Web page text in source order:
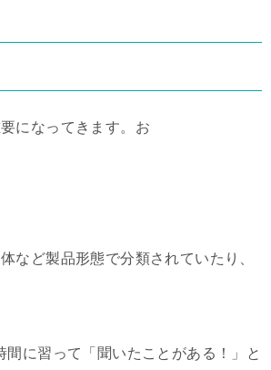
になってきます。お
など製品形態で分類されていたり、
に習って「聞いたことがある！」と